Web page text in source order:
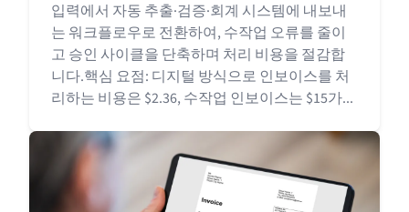
입력에서 자동 추출·검증·회계 시스템에 내보내
는 워크플로우로 전환하여, 수작업 오류를 줄이
고 승인 사이클을 단축하며 처리 비용을 절감합
니다.핵심 요점: 디지털 방식으로 인보이스를 처
리하는 비용은 $2.36, 수작업 인보이스는 $15가...